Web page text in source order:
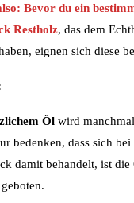
Bevor du ein
Restholz, das dem
eignen sich diese
Öl wird
bedenken, dass sich
damit behandelt, ist